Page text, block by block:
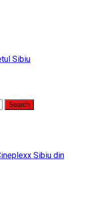
Sibiu